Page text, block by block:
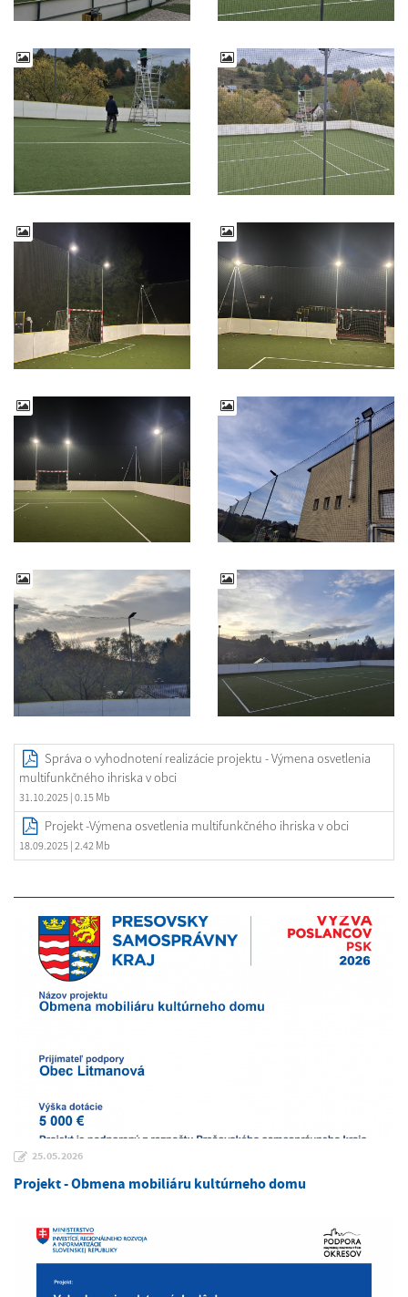
Správa o vyhodnotení realizácie projektu - Výmena osvetlenia
multifunkčného ihriska v obci
31.10.2025 | 0.15 Mb
Projekt -Výmena osvetlenia multifunkčného ihriska v obci
18.09.2025 | 2.42 Mb
25.05.2026
Projekt - Obmena mobiliáru kultúrneho domu